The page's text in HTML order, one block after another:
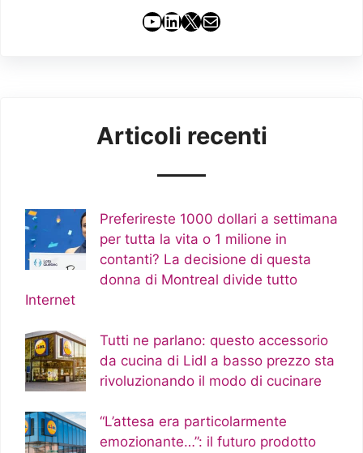
YouTube
LinkedIn
X Email
Articoli recenti
Preferireste 1000 dollari a settimana
per tutta la vita o 1 milione in
contanti? La decisione di questa
donna di Montreal divide tutto
Internet
Tutti ne parlano: questo accessorio
da cucina di Lidl a basso prezzo sta
rivoluzionando il modo di cucinare
“L’attesa era particolarmente
emozionante…”: il futuro prodotto